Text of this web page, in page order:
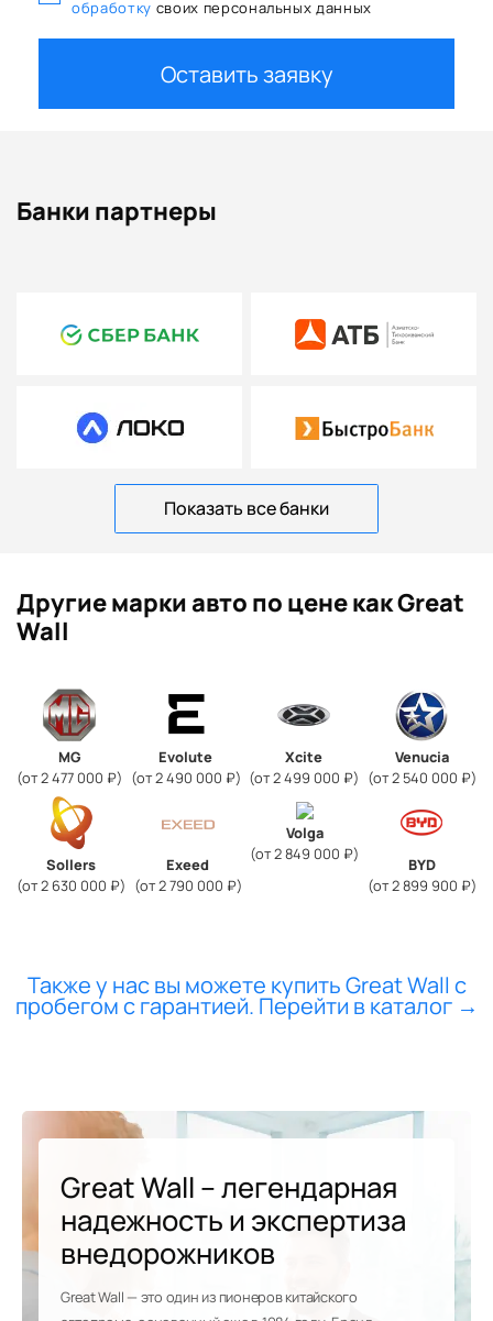
обработку своих персональных данных
Оставить заявку
Банки партнеры
Показать все банки
Другие марки авто по цене как Great
Wall
MG
(от 2 477 000 ₽)
Evolute
(от 2 490 000 ₽)
Xcite
(от 2 499 000 ₽)
Venucia
(от 2 540 000 ₽)
Sollers
(от 2 630 000 ₽)
Exeed
(от 2 790 000 ₽)
Volga
(от 2 849 000 ₽)
BYD
(от 2 899 900 ₽)
Также у нас вы можете купить Great Wall с
пробегом с гарантией. Перейти в каталог →
Great Wall – легендарная
надежность и экспертиза
внедорожников
Great Wall — это один из пионеров китайского